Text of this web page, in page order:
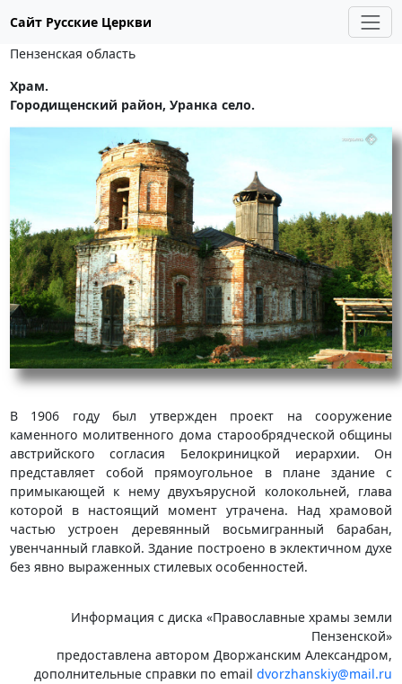
Сайт Русские Церкви
Пензенская область
Храм.
Городищенский район, Уранка село.
В 1906 году был утвержден проект на сооружение
каменного молитвенного дома старообрядческой общины
австрийского согласия Белокриницкой иерархии. Он
представляет собой прямоугольное в плане здание с
примыкающей к нему двухъярусной колокольней, глава
которой в настоящий момент утрачена. Над храмовой
частью устроен деревянный восьмигранный барабан,
увенчанный главкой. Здание построено в эклектичном духе
без явно выраженных стилевых особенностей.
Информация с диска «Православные храмы земли
Пензенской»
предоставлена автором Дворжанским Александром,
дополнительные справки по emaildvorzhanskiy@mail.ru